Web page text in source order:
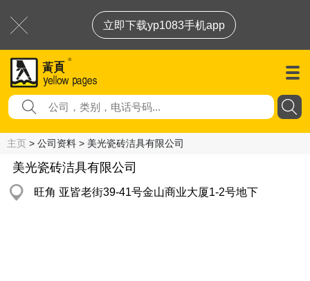
立即下载yp1083手机app
主页 > 公司资料 > 美光瓷砖洁具有限公司
美光瓷砖洁具有限公司
旺角 亚皆老街39-41号金山商业大厦1-2号地下